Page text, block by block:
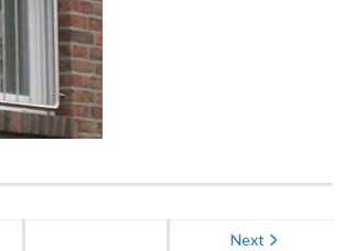
Next